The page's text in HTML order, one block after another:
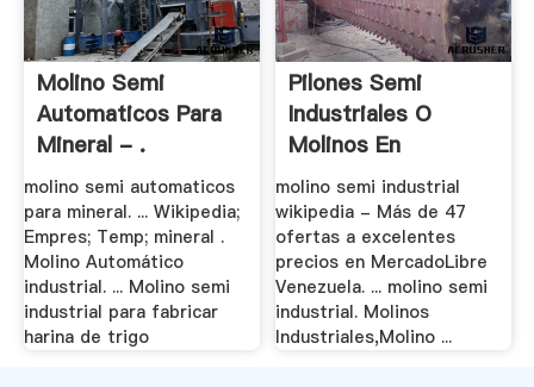
Molino Semi
Automaticos Para
Mineral - .
molino semi automaticos
para mineral. ... Wikipedia;
Empres; Temp; mineral .
Molino Automático
industrial. ... Molino semi
industrial para fabricar
harina de trigo
Pilones Semi
Industriales O
Molinos En
Venezuela
molino semi industrial
wikipedia - Más de 47
ofertas a excelentes
precios en MercadoLibre
Venezuela. ... molino semi
industrial. Molinos
Industriales,Molino ...